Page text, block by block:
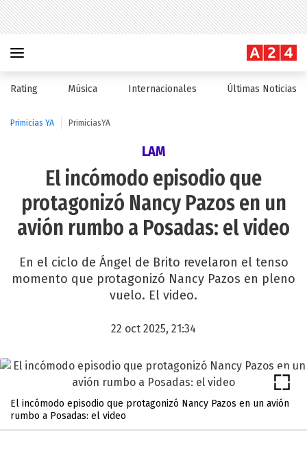
Rating Música Internacionales Últimas Noticias
Primicias YA PrimiciasYA
LAM
El incómodo episodio que
protagonizó Nancy Pazos en un
avión rumbo a Posadas: el video
En el ciclo de Ángel de Brito revelaron el tenso
momento que protagonizó Nancy Pazos en pleno
vuelo. El video.
22 oct 2025, 21:34
El incómodo episodio que protagonizó Nancy Pazos en un avión
rumbo a Posadas: el video